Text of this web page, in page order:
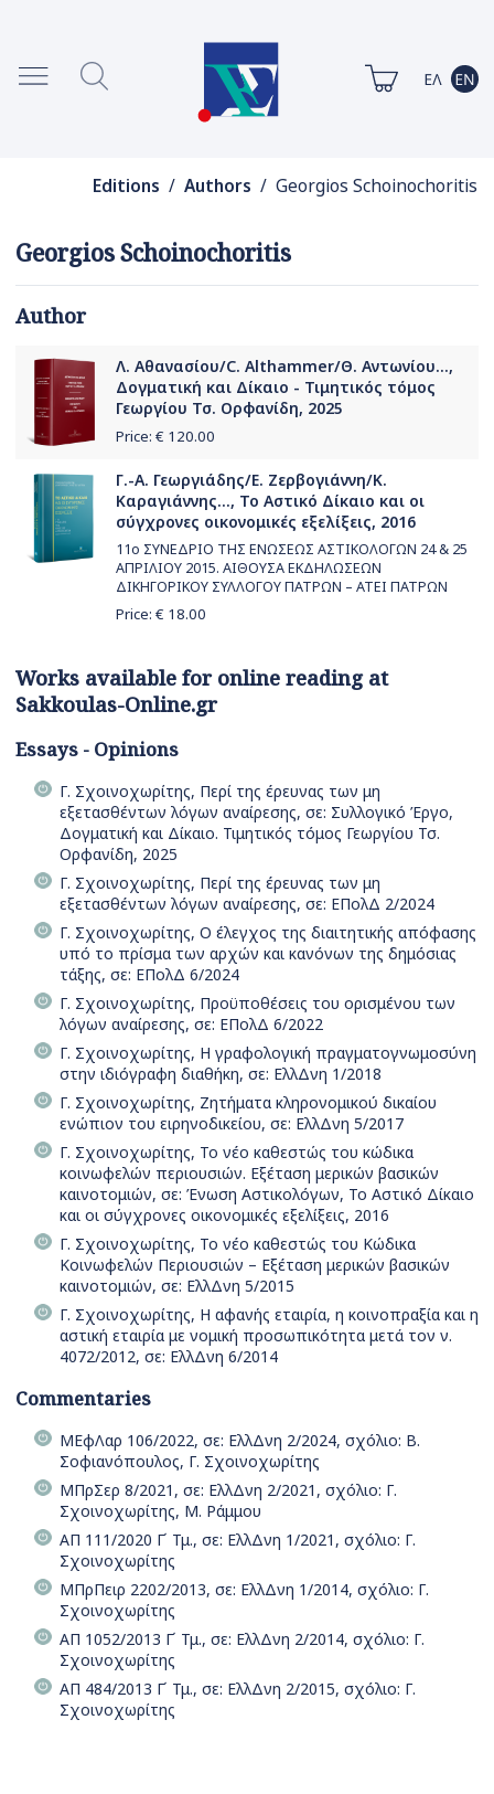
Editions / Authors / Georgios Schoinochoritis
Georgios Schoinochoritis
Author
Λ. Αθανασίου/C. Althammer/Θ. Αντωνίου...,
Δογματική και Δίκαιο - Τιμητικός τόμος
Γεωργίου Τσ. Ορφανίδη, 2025
Price: € 120.00
Γ.-Α. Γεωργιάδης/Ε. Ζερβογιάννη/Κ.
Καραγιάννης..., Το Αστικό Δίκαιο και οι
σύγχρονες οικονομικές εξελίξεις, 2016
11ο ΣΥΝΕΔΡΙΟ ΤΗΣ ΕΝΩΣΕΩΣ ΑΣΤΙΚΟΛΟΓΩΝ 24 & 25
ΑΠΡΙΛΙΟΥ 2015. ΑΙΘΟΥΣΑ ΕΚΔΗΛΩΣΕΩΝ
ΔΙΚΗΓΟΡΙΚΟΥ ΣΥΛΛΟΓΟΥ ΠΑΤΡΩΝ – ΑΤΕΙ ΠΑΤΡΩΝ
Price: € 18.00
Works available for online reading at
Sakkoulas-Online.gr
Essays - Opinions
Γ. Σχοινοχωρίτης, Περί της έρευνας των μη
εξετασθέντων λόγων αναίρεσης, σε: Συλλογικό Έργο,
Δογματική και Δίκαιο. Τιμητικός τόμος Γεωργίου Τσ.
Ορφανίδη, 2025
Γ. Σχοινοχωρίτης, Περί της έρευνας των μη
εξετασθέντων λόγων αναίρεσης, σε: ΕΠολΔ 2/2024
Γ. Σχοινοχωρίτης, Ο έλεγχος της διαιτητικής απόφασης
υπό το πρίσμα των αρχών και κανόνων της δημόσιας
τάξης, σε: ΕΠολΔ 6/2024
Γ. Σχοινοχωρίτης, Προϋποθέσεις του ορισμένου των
λόγων αναίρεσης, σε: ΕΠολΔ 6/2022
Γ. Σχοινοχωρίτης, Η γραφολογική πραγματογνωμοσύνη
στην ιδιόγραφη διαθήκη, σε: ΕλλΔνη 1/2018
Γ. Σχοινοχωρίτης, Ζητήματα κληρονομικού δικαίου
ενώπιον του ειρηνοδικείου, σε: ΕλλΔνη 5/2017
Γ. Σχοινοχωρίτης, Το νέο καθεστώς του κώδικα
κοινωφελών περιουσιών. Εξέταση μερικών βασικών
καινοτομιών, σε: Ένωση Αστικολόγων, Το Αστικό Δίκαιο
και οι σύγχρονες οικονομικές εξελίξεις, 2016
Γ. Σχοινοχωρίτης, Το νέο καθεστώς του Κώδικα
Κοινωφελών Περιουσιών – Εξέταση μερικών βασικών
καινοτομιών, σε: ΕλλΔνη 5/2015
Γ. Σχοινοχωρίτης, Η αφανής εταιρία, η κοινοπραξία και η
αστική εταιρία με νομική προσωπικότητα μετά τον ν.
4072/2012, σε: ΕλλΔνη 6/2014
Commentaries
ΜΕφΛαρ 106/2022, σε: ΕλλΔνη 2/2024, σχόλιο: Β.
Σοφιανόπουλος, Γ. Σχοινοχωρίτης
ΜΠρΣερ 8/2021, σε: ΕλλΔνη 2/2021, σχόλιο: Γ.
Σχοινοχωρίτης, Μ. Ράμμου
ΑΠ 111/2020 Γ΄ Τμ., σε: ΕλλΔνη 1/2021, σχόλιο: Γ.
Σχοινοχωρίτης
ΜΠρΠειρ 2202/2013, σε: ΕλλΔνη 1/2014, σχόλιο: Γ.
Σχοινοχωρίτης
ΑΠ 1052/2013 Γ΄ Τμ., σε: ΕλλΔνη 2/2014, σχόλιο: Γ.
Σχοινοχωρίτης
ΑΠ 484/2013 Γ΄ Τμ., σε: ΕλλΔνη 2/2015, σχόλιο: Γ.
Σχοινοχωρίτης